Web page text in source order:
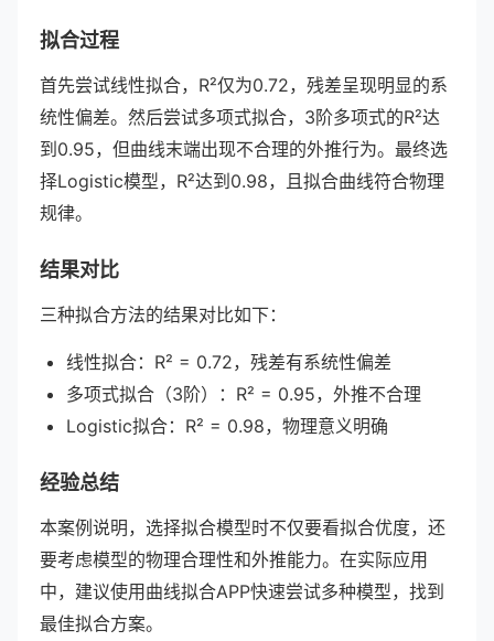
拟合过程
首先尝试线性拟合，R²仅为0.72，残差呈现明显的系
统性偏差。然后尝试多项式拟合，3阶多项式的R²达
到0.95，但曲线末端出现不合理的外推行为。最终选
择Logistic模型，R²达到0.98，且拟合曲线符合物理
规律。
结果对比
三种拟合方法的结果对比如下：
线性拟合：R² = 0.72，残差有系统性偏差
多项式拟合（3阶）：R² = 0.95，外推不合理
Logistic拟合：R² = 0.98，物理意义明确
经验总结
本案例说明，选择拟合模型时不仅要看拟合优度，还
要考虑模型的物理合理性和外推能力。在实际应用
中，建议使用曲线拟合APP快速尝试多种模型，找到
最佳拟合方案。